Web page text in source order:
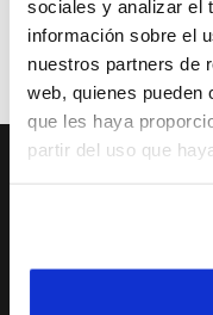
sociales y analizar el
información sobre el
nuestros partners de
web, quienes pueden
que les haya
partir del uso que
de los movimientos
mundo
¡Nos